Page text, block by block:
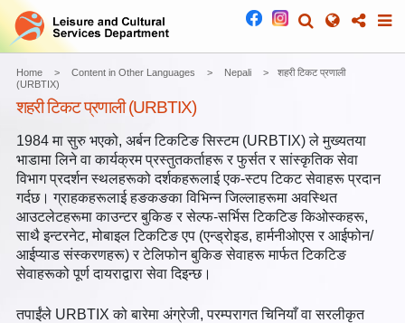
Home Content in Other Languages Nepali
शहरी टिकट प्रणाली
(URBTIX)
शहरी टिकट प्रणाली (URBTIX)
1984 मा सुरु भएको, अर्बन टिकटिङ सिस्टम (URBTIX) ले मुख्यतया
भाडामा लिने वा कार्यक्रम प्रस्तुतकर्ताहरू र फुर्सत र सांस्कृतिक सेवा
विभाग प्रदर्शन स्थलहरूको दर्शकहरूलाई एक-स्टप टिकट सेवाहरू प्रदान
गर्दछ। ग्राहकहरूलाई हङकङका विभिन्न जिल्लाहरूमा अवस्थित
आउटलेटहरूमा काउन्टर बुकिङ र सेल्फ-सर्भिस टिकटिङ किओस्कहरू,
साथै इन्टरनेट, मोबाइल टिकटिङ एप (एन्ड्रोइड, हार्मनीओएस र आईफोन/
आईप्याड संस्करणहरू) र टेलिफोन बुकिङ सेवाहरू मार्फत टिकटिङ
सेवाहरूको पूर्ण दायराद्वारा सेवा दिइन्छ।
तपाईंले URBTIX को बारेमा अंग्रेजी, परम्परागत चिनियाँ वा सरलीकृत